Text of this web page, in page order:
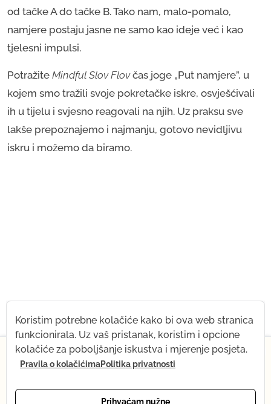
od tačke A do tačke B. Tako nam, malo-pomalo,
namjere postaju jasne ne samo kao ideje već i kao
tjelesni impulsi.
Potražite Mindful Slov Flovčas joge „Put namjere”, u
kojem smo tražili svoje pokretačke iskre, osvješćivali
ih u tijelu i svjesno reagovali na njih. Uz praksu sve
lakše prepoznajemo i najmanju, gotovo nevidljivu
iskru i možemo da biramo.
Od 1. jula, nakratko mijenjam svoj ritam — dolazi mi
podrška putem e-pošte. Šta se privremeno mijenja:
Koristim potrebne kolačiće kako bi ova web stranica
funkcionirala. Uz vaš pristanak, koristim i opcione
kolačiće za poboljšanje iskustva i mjerenje posjeta.
Pravila o kolačićimaPolitika privatnosti
Prihvaćam nužne